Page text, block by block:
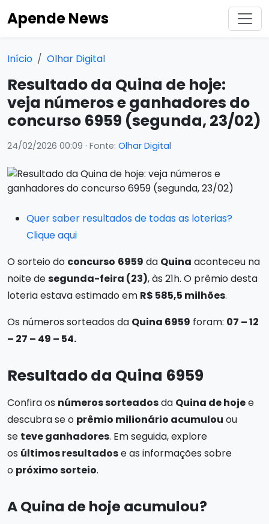
Apende News
Início Olhar Digital
Resultado da Quina de hoje:
veja números e ganhadores do
concurso 6959 (segunda, 23/02)
24/02/2026 00:09 · Fonte: Olhar Digital
Quer saber resultados de todas as loterias?
Clique aqui
O sorteio do concurso 6959 da Quina aconteceu na
noite desegunda-feira (23), às 21h. O prêmio desta
loteria estava estimado em R$ 585,5 milhões.
Os números sorteados da Quina 6959 foram: 07 – 12
– 27 – 49 – 54.
Resultado da Quina 6959
Confira os números sorteadosda Quina de hojee
descubra se o prêmio milionário acumulou ou
se teve ganhadores. Em seguida, explore
os últimos resultadose as informações sobre
o próximo sorteio.
A Quina de hoje acumulou?